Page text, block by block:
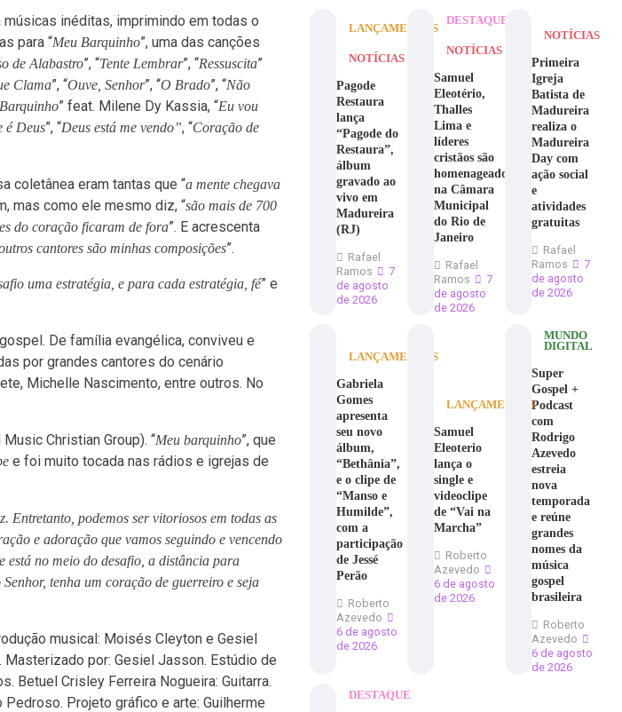
inéditas, imprimindo em todas o
para “Meu Barquinho”, uma das canções
de Alabastro”, “Tente Lembrar”, “Ressuscita”
Clama”, “Ouve, Senhor”, “O Brado”, “Não
” feat. Milene Dy Kassia, “Eu vou
é Deus”, “Deus está me vendo”, “Coração de
coletânea eram tantas que “a mente chegava
mas como ele mesmo diz, “são mais de 700
do coração ficaram de fora”. E acrescenta
cantores são minhas composições”.
uma estratégia, e para cada estratégia, fé” e
De família evangélica, conviveu e
por grandes cantores do cenário
Michelle Nascimento, entre outros. No
Christian Group). “Meu barquinho”, que
e foi muito tocada nas rádios e igrejas de
Entretanto, podemos ser vitoriosos em todas as
e adoração que vamos seguindo e vencendo
está no meio do desafio, a distância para
tenha um coração de guerreiro e seja
musical: Moisés Cleyton e Gesiel
Masterizado por: Gesiel Jasson. Estúdio de
Betuel Crisley Ferreira Nogueira: Guitarra.
Projeto gráfico e arte: Guilherme
LANÇAMENTOS
NOTÍCIAS
Pagode
Restaura
lança
“Pagode do
Restaura”,
álbum
gravado ao
vivo em
Madureira
(RJ)
Rafael
Ramos
7
de agosto
de 2026
DESTAQUE
NOTÍCIAS
Samuel
Eleotério,
Thalles
Lima e
líderes
cristãos são
homenageados
na Câmara
Municipal
do Rio de
Janeiro
Rafael
Ramos
7
de agosto
de 2026
NOTÍCIAS
Primeira
Igreja
Batista de
Madureira
realiza o
Madureira
Day com
ação social
e
atividades
gratuitas
Rafael
Ramos
7
de agosto
de 2026
LANÇAMENTOS
Gabriela
Gomes
apresenta
seu novo
álbum,
“Bethânia”,
e o clipe de
“Manso e
Humilde”,
com a
participação
de Jessé
Perão
Roberto
Azevedo
6 de agosto
de 2026
LANÇAMENTOS
Samuel
Eleoterio
lança o
single e
videoclipe
de “Vai na
Marcha”
Roberto
Azevedo
6 de agosto
de 2026
MUNDO
DIGITAL
Super
Gospel +
Podcast
com
Rodrigo
Azevedo
estreia
nova
temporada
e reúne
grandes
nomes da
música
gospel
brasileira
Roberto
Azevedo
6 de agosto
de 2026
DESTAQUE